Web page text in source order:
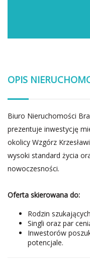
OPIS
Biuro Nieruchomości
prezentuje inwestycję
okolicy Wzgórz
wysoki standard życia
nowoczesności.
Oferta skierowana do:
Rodzin
Singli oraz par
Inwestorów
potencjale.